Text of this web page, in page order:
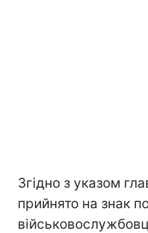
Згідно з указом
прийнято на знак